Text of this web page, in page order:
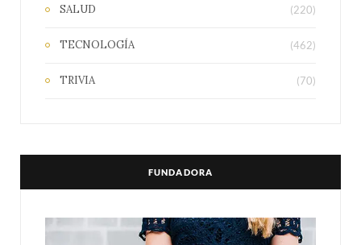
SALUD (220)
TECNOLOGÍA (462)
TRIVIA (70)
FUNDADORA